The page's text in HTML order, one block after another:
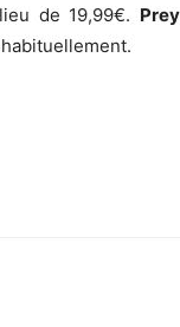
de 19,99€.